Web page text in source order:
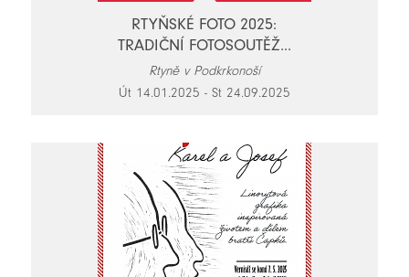
RTYŇSKÉ FOTO 2025:
TRADIČNÍ FOTOSOUTĚŽ...
Rtyně v Podkrkonoší
Út 14.01.2025 - St 24.09.2025